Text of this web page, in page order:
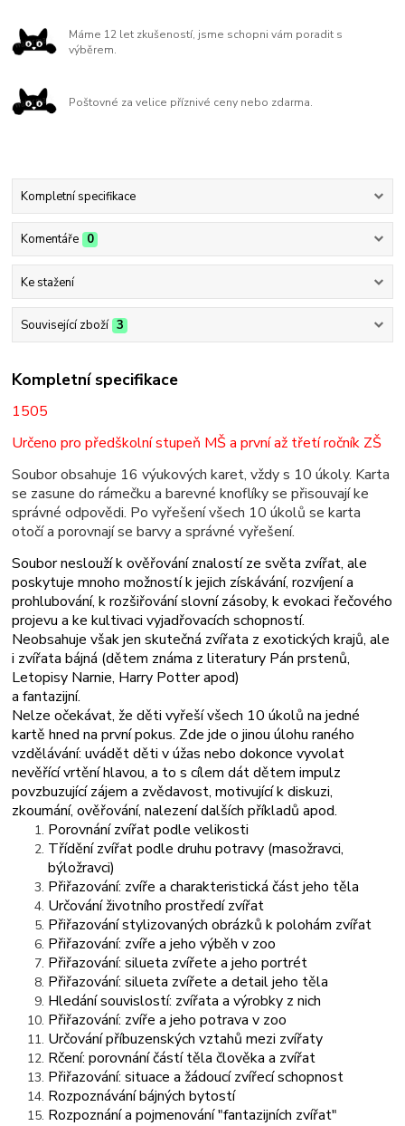
Máme 12 let zkušeností, jsme schopni vám poradit s
výběrem.
Poštovné za velice příznivé ceny nebo zdarma.
Kompletní specifikace
Komentáře 0
Ke stažení
Související zboží 3
Kompletní specifikace
1505
Určeno pro předškolní stupeň MŠ a první až třetí ročník ZŠ
Soubor obsahuje 16 výukových karet, vždy s 10 úkoly. Karta
se zasune do rámečku a barevné knoflíky se přisouvají ke
správné odpovědi. Po vyřešení všech 10 úkolů se karta
otočí a porovnají se barvy a správné vyřešení.
Soubor neslouží k ověřování znalostí ze světa zvířat, ale
poskytuje mnoho možností k jejich získávání, rozvíjení a
prohlubování, k rozšiřování slovní zásoby, k evokaci řečového
projevu a ke kultivaci vyjadřovacích schopností.
Neobsahuje však jen skutečná zvířata z exotických krajů, ale
i zvířata bájná (dětem známa z literatury Pán prstenů,
Letopisy Narnie, Harry Potter apod)
a fantazijní.
Nelze očekávat, že děti vyřeší všech 10 úkolů na jedné
kartě hned na první pokus. Zde jde o jinou úlohu raného
vzdělávání: uvádět děti v úžas nebo dokonce vyvolat
nevěřící vrtění hlavou, a to s cílem dát dětem impulz
povzbuzující zájem a zvědavost, motivující k diskuzi,
zkoumání, ověřování, nalezení dalších příkladů apod.
Porovnání zvířat podle velikosti
Třídění zvířat podle druhu potravy (masožravci,
býložravci)
Přiřazování: zvíře a charakteristická část jeho těla
Určování životního prostředí zvířat
Přiřazování stylizovaných obrázků k polohám zvířat
Přiřazování: zvíře a jeho výběh v zoo
Přiřazování: silueta zvířete a jeho portrét
Přiřazování: silueta zvířete a detail jeho těla
Hledání souvislostí: zvířata a výrobky z nich
Přiřazování: zvíře a jeho potrava v zoo
Určování příbuzenských vztahů mezi zvířaty
Rčení: porovnání částí těla člověka a zvířat
Přiřazování: situace a žádoucí zvířecí schopnost
Rozpoznávání bájných bytostí
Rozpoznání a pojmenování "fantazijních zvířat"